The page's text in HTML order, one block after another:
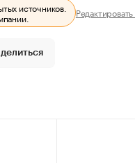
источников.